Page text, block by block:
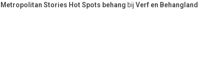
Metropolitan Stories Hot Spots behang bijVerf en Behangland